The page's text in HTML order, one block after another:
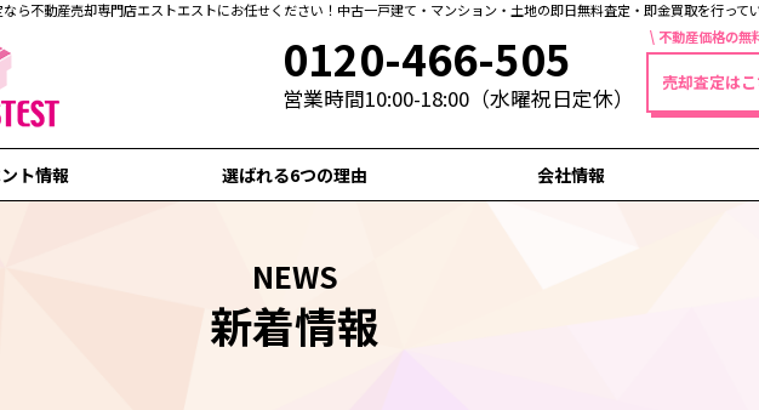
ら不動産売却専門店エストエストにお任せください！中古一戸建て・マンション・土地の即日無料査定・即金買取を行って
0120-466-505
営業時間10:00-18:00（水曜祝日定休）
不動産価格の無
売却査定は
ト情報 選ばれる6つの理由 会社情報
NEWS
新着情報